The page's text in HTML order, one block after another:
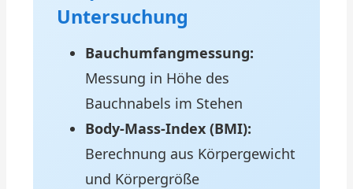
Untersuchung
Bauchumfangmessung:
Messung in Höhe des
Bauchnabels im Stehen
Body-Mass-Index (BMI):
Berechnung aus Körpergewicht
und Körpergröße